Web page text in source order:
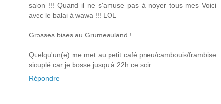
salon !!! Quand il ne s'amuse pas à noyer tous mes Voici
avec le balai à wawa !!! LOL
Grosses bises au Grumeauland !
Quelqu'un(e) me met au petit café pneu/cambouis/frambise
siouplé car je bosse jusqu'à 22h ce soir ...
Répondre